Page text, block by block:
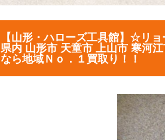
【山形・ハローズ工具館】☆リ
県内 山形市 天童市 上山市 寒河
なら地域Ｎｏ．１買取り！！